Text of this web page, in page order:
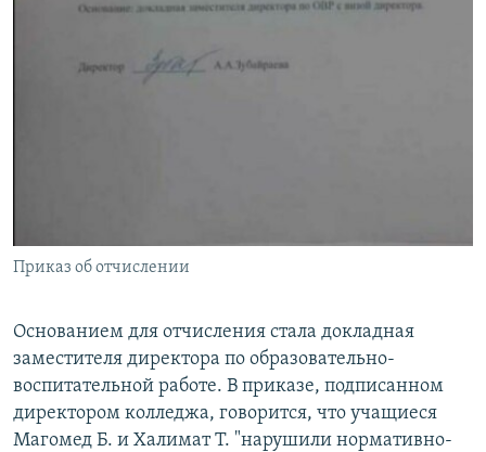
Приказ об отчислении
Основанием для отчисления стала докладная
заместителя директора по образовательно-
воспитательной работе. В приказе, подписанном
директором колледжа, говорится, что учащиеся
Магомед Б. и Халимат Т. "нарушили нормативно-